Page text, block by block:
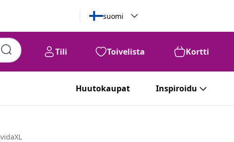
suomi
Tili Toivelista Kortti
Huutokaupat Inspiroidu
vidaXL